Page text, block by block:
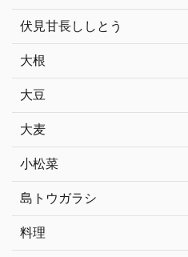
伏見甘長ししとう
大根
大豆
大麦
小松菜
島トウガラシ
料理